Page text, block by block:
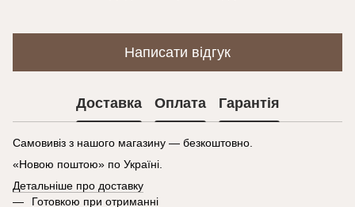
Написати відгук
Доставка Оплата Гарантія
Самовивіз з нашого магазину — безкоштовно.
«Новою поштою» по Україні.
Детальніше про доставку
Готовкою при отриманні